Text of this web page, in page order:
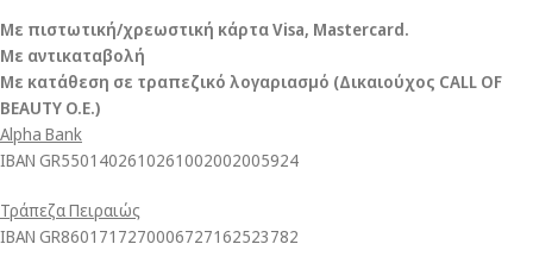
Με πιστωτική/χρεωστική κάρτα Visa, Mastercard.
Με αντικαταβολή
Με κατάθεση σε τραπεζικό λογαριασμό (Δικαιούχος CALL OF
BEAUTY O.E.)
Alpha Bank
ΙΒΑΝ GR5501402610261002002005924
Τράπεζα Πειραιώς
ΙΒΑΝ GR8601717270006727162523782